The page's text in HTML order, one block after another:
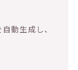
動生成し、